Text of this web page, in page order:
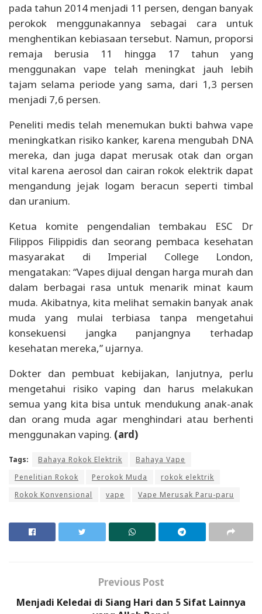
pada tahun 2014 menjadi 11 persen, dengan banyak
perokok menggunakannya sebagai cara untuk
menghentikan kebiasaan tersebut. Namun, proporsi
remaja berusia 11 hingga 17 tahun yang
menggunakan vape telah meningkat jauh lebih
tajam selama periode yang sama, dari 1,3 persen
menjadi 7,6 persen.
Peneliti medis telah menemukan bukti bahwa vape
meningkatkan risiko kanker, karena mengubah DNA
mereka, dan juga dapat merusak otak dan organ
vital karena aerosol dan cairan rokok elektrik dapat
mengandung jejak logam beracun seperti timbal
dan uranium.
Ketua komite pengendalian tembakau ESC Dr
Filippos Filippidis dan seorang pembaca kesehatan
masyarakat di Imperial College London,
mengatakan: “Vapes dijual dengan harga murah dan
dalam berbagai rasa untuk menarik minat kaum
muda. Akibatnya, kita melihat semakin banyak anak
muda yang mulai terbiasa tanpa mengetahui
konsekuensi jangka panjangnya terhadap
kesehatan mereka,” ujarnya.
Dokter dan pembuat kebijakan, lanjutnya, perlu
mengetahui risiko vaping dan harus melakukan
semua yang kita bisa untuk mendukung anak-anak
dan orang muda agar menghindari atau berhenti
menggunakan vaping. (ard)
Tags: Bahaya Rokok Elektrik
Bahaya Vape
Penelitian Rokok
Perokok Muda
rokok elektrik
Rokok Konvensional
vape Vape Merusak Paru-paru
Previous Post
Menjadi Keledai di Siang Hari dan 5 Sifat Lainnya